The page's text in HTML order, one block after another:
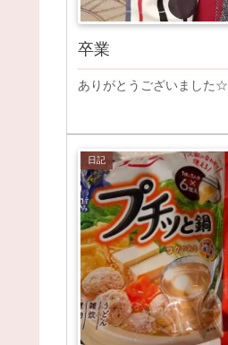
卒業
ありがとうございました☆
日記